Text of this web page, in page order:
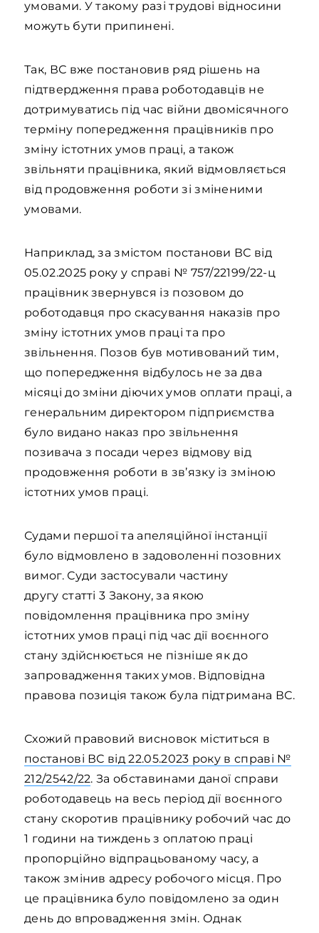
умовами. У такому разі трудові відносини
можуть бути припинені.
Так, ВС вже постановив ряд рішень на
підтвердження права роботодавців не
дотримуватись під час війни двомісячного
терміну попередження працівників про
зміну істотних умов праці, а також
звільняти працівника, який відмовляється
від продовження роботи зі зміненими
умовами.
Наприклад, за змістом постанови ВС від
05.02.2025 року у справі № 757/22199/22-ц
працівник звернувся із позовом до
роботодавця про скасування наказів про
зміну істотних умов праці та про
звільнення. Позов був мотивований тим,
що попередження відбулось не за два
місяці до зміни діючих умов оплати праці, а
генеральним директором підприємства
було видано наказ про звільнення
позивача з посади через відмову від
продовження роботи в зв’язку із зміною
істотних умов праці.
Судами першої та апеляційної інстанції
було відмовлено в задоволенні позовних
вимог. Суди застосували частину
другу статті 3 Закону, за якою
повідомлення працівника про зміну
істотних умов праці під час дії воєнного
стану здійснюється не пізніше як до
запровадження таких умов. Відповідна
правова позиція також була підтримана ВС.
Схожий правовий висновок міститься в
постанові ВС від 22.05.2023 року в справі №
212/2542/22. За обставинами даної справи
роботодавець на весь період дії воєнного
стану скоротив працівнику робочий час до
1 години на тиждень з оплатою праці
пропорційно відпрацьованому часу, а
також змінив адресу робочого місця. Про
це працівника було повідомлено за один
день до впровадження змін. Однак